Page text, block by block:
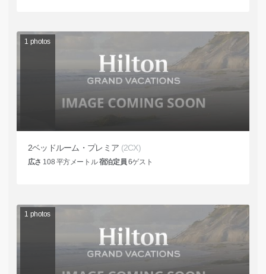
1 photos
2ベッドルーム・プレミア (2CX)
広さ 108 平方メートル宿泊定員 6ゲスト
1 photos